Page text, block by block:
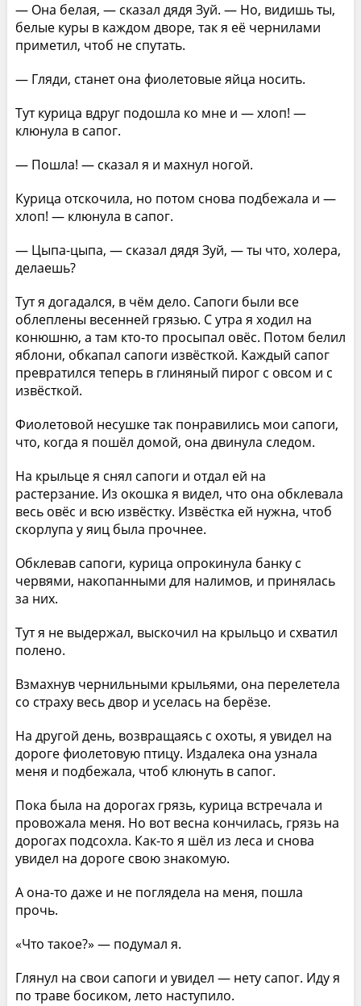
— Она белая, — сказал дядя Зуй. — Но, видишь ты,
белые куры в каждом дворе, так я её чернилами
приметил, чтоб не спутать.
— Гляди, станет она фиолетовые яйца носить.
Тут курица вдруг подошла ко мне и — хлоп! —
клюнула в сапог.
— Пошла! — сказал я и махнул ногой.
Курица отскочила, но потом снова подбежала и —
хлоп! — клюнула в сапог.
— Цыпа-цыпа, — сказал дядя Зуй, — ты что, холера,
делаешь?
Тут я догадался, в чём дело. Сапоги были все
облеплены весенней грязью. С утра я ходил на
конюшню, а там кто-то просыпал овёс. Потом белил
яблони, обкапал сапоги извёсткой. Каждый сапог
превратился теперь в глиняный пирог с овсом и с
извёсткой.
Фиолетовой несушке так понравились мои сапоги,
что, когда я пошёл домой, она двинула следом.
На крыльце я снял сапоги и отдал ей на
растерзание. Из окошка я видел, что она обклевала
весь овёс и всю извёстку. Извёстка ей нужна, чтоб
скорлупа у яиц была прочнее.
Обклевав сапоги, курица опрокинула банку с
червями, накопанными для налимов, и принялась
за них.
Тут я не выдержал, выскочил на крыльцо и схватил
полено.
Взмахнув чернильными крыльями, она перелетела
со страху весь двор и уселась на берёзе.
На другой день, возвращаясь с охоты, я увидел на
дороге фиолетовую птицу. Издалека она узнала
меня и подбежала, чтоб клюнуть в сапог.
Пока была на дорогах грязь, курица встречала и
провожала меня. Но вот весна кончилась, грязь на
дорогах подсохла. Как-то я шёл из леса и снова
увидел на дороге свою знакомую.
А она-то даже и не поглядела на меня, пошла
прочь.
«Что такое?» — подумал я.
Глянул на свои сапоги и увидел — нету сапог. Иду я
по траве босиком, лето наступило.